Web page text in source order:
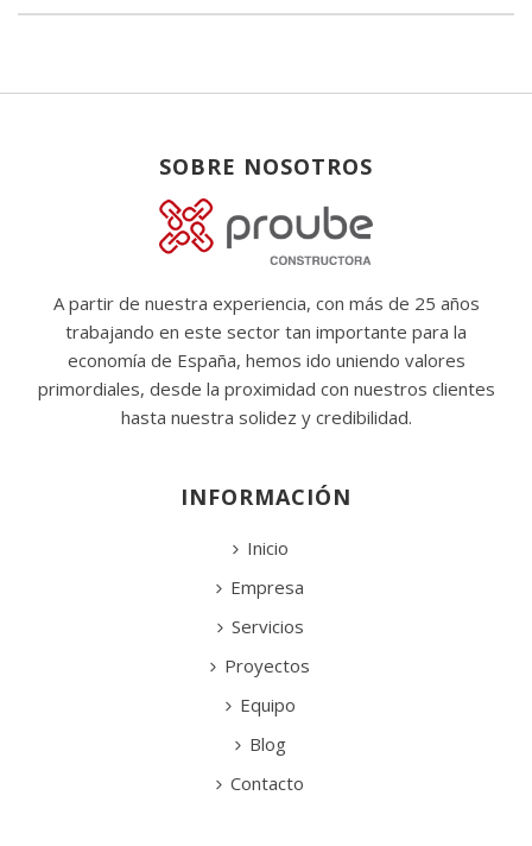
SOBRE NOSOTROS
A partir de nuestra experiencia, con más de 25 años
trabajando en este sector tan importante para la
economía de España, hemos ido uniendo valores
primordiales, desde la proximidad con nuestros clientes
hasta nuestra solidez y credibilidad.
INFORMACIÓN
Inicio
Empresa
Servicios
Proyectos
Equipo
Blog
Contacto